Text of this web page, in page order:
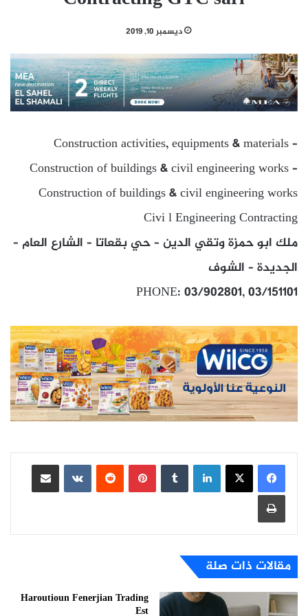
ديسمبر 10, 2019
Construction activities, equipments & materials –
Construction of buildings & civil engineering works –
Construction of buildings & civil engineering works
Civi l Engineering Contracting
ملك ابو حمزة وتقي الدين – حي بقعاتا – الشارع العام –
الجديدة – الشوف
PHONE: 03/902801, 03/151101
لينكدإن بينتيريست
مشاركة عبر البريد
طباعة
مقالات ذات صلة
Haroutioun Fenerjian Trading
Est